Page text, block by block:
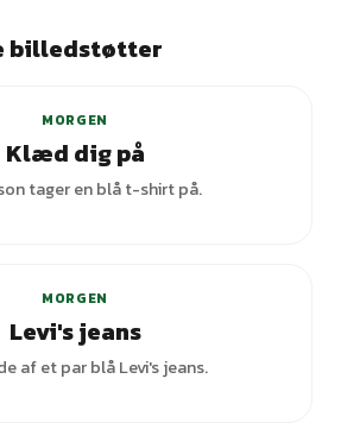
billedstøtter
MORGEN
Klæd dig på
tager en blå t-shirt på.
MORGEN
Levi's jeans
af et par blå Levi's jeans.